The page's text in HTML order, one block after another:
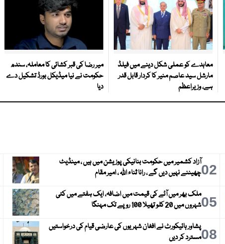
معاہدے کو عملی شکل دینے میں فیلڈ
مارشل سید عاصم منیر کا کردار قابل قدر
ہے، وزیراعظم
میر رضا کی قبر کشائی کا معاملہ، سندھ
حکومت نے نیا میڈیکل بورڈ تشکیل دے
دیا
02آزاد کشمیر میں حکومت بنانیکی پوزیشن میں ہیں ، مینڈیٹ
چھیننے نہیں دیں گے ، رانا ثناء اللہ ، امیر مقام
05ملک بھر میں آٹے کی قیمت میں اضافہ، ایک ہفتے میں کئی
شہروں میں 20 کلو تھیلا 100 روپے تک مہنگا
08پشاور ہائیکورٹ نے افغان شہریوں کی عارضی قیام کی درخواستیں
مسترد کر دیں